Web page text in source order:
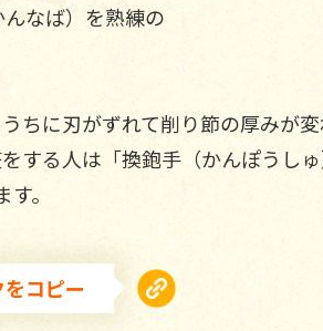
なば）を熟練の
ちに刃がずれて削り節の厚みが
する人は「換鉋手（かんぽうし
。
をコピー